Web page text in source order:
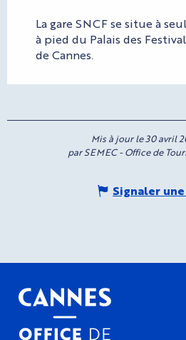
La gare SNCF se situe à
à pied du Palais des
de Cannes.
Mis à jour le 30 avril
par SEMEC - Office de
Signaler